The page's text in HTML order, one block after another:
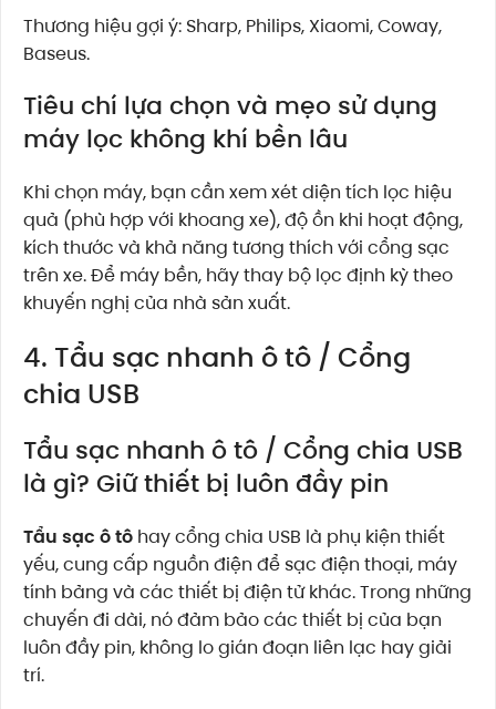
Thương hiệu gợi ý: Sharp, Philips, Xiaomi, Coway,
Baseus.
Tiêu chí lựa chọn và mẹo sử dụng
máy lọc không khí bền lâu
Khi chọn máy, bạn cần xem xét diện tích lọc hiệu
quả (phù hợp với khoang xe), độ ồn khi hoạt động,
kích thước và khả năng tương thích với cổng sạc
trên xe. Để máy bền, hãy thay bộ lọc định kỳ theo
khuyến nghị của nhà sản xuất.
4. Tẩu sạc nhanh ô tô / Cổng
chia USB
Tẩu sạc nhanh ô tô / Cổng chia USB
là gì? Giữ thiết bị luôn đầy pin
Tẩu sạc ô tô hay cổng chia USB là phụ kiện thiết
yếu, cung cấp nguồn điện để sạc điện thoại, máy
tính bảng và các thiết bị điện tử khác. Trong những
chuyến đi dài, nó đảm bảo các thiết bị của bạn
luôn đầy pin, không lo gián đoạn liên lạc hay giải
trí.